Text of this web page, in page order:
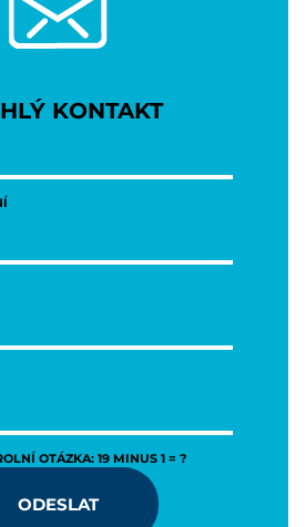
KONTAKT
OTÁZKA: 19 MINUS 1 = ?
ODESLAT